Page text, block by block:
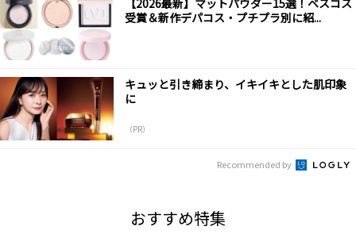
【2026最新】マットパウダー15選！ベスコス
受賞＆新作デパコス・プチプラ別に紹...
キュッと引き締まり、イキイキとした肌印象
に
（PR）
Recommended by
おすすめ特集